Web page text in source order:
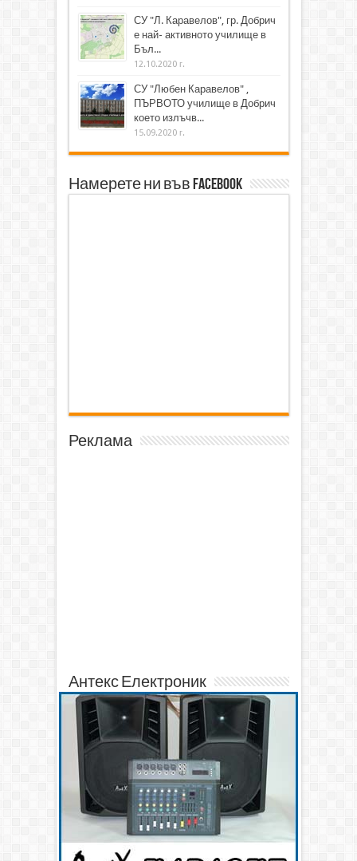
СУ "Л. Каравелов", гр. Добрич
е най- активното училище в
Бъл...
12.10.2020 г.
СУ "Любен Каравелов" ,
ПЪРВОТО училище в Добрич
което излъчв...
15.09.2020 г.
Намерете ни във Facebook
Реклама
Антекс Електроник